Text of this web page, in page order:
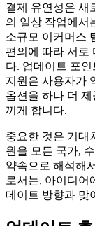
결제 유연성은 새
의 일상 작업에서
소규모 이커머스
편의에 따라 서로
다. 업데이트 포인
지원은 사용자가
옵션을 하나 더
끼게 합니다.
중요한 것은 기대
원을 모든 국가,
약속으로 해석해
로서는, 아이디어
데이트 방향과 맞